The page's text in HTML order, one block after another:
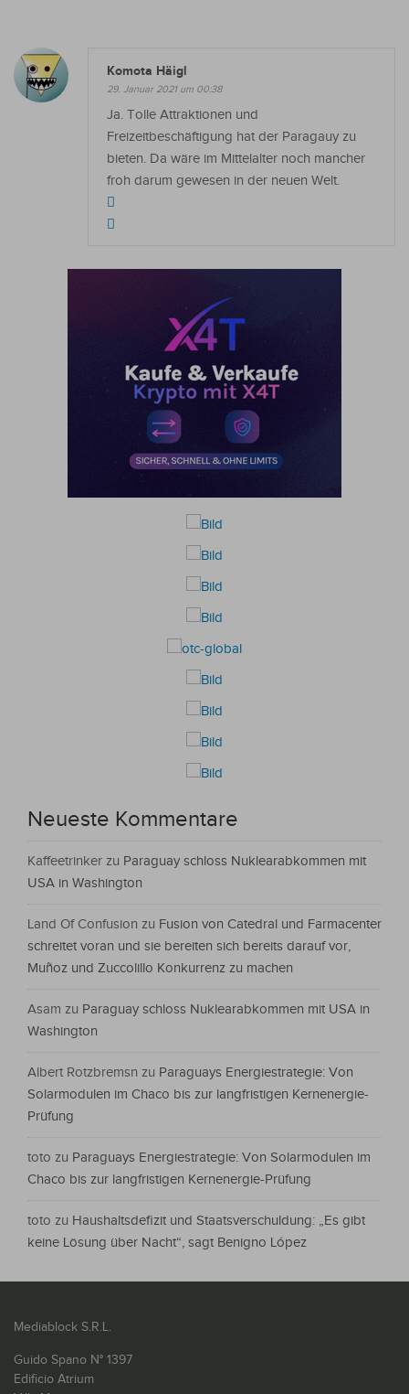
Komota Häigl
29. Januar 2021 um 00:38
Ja. Tolle Attraktionen und
Freizeitbeschäftigung hat der Paragauy zu
bieten. Da wäre im Mittelalter noch mancher
froh darum gewesen in der neuen Welt.
Neueste Kommentare
Kaffeetrinker zu Paraguay schloss Nuklearabkommen mit
USA in Washington
Land Of Confusion zu Fusion von Catedral und Farmacenter
schreitet voran und sie bereiten sich bereits darauf vor,
Muñoz und Zuccolillo Konkurrenz zu machen
Asam zu Paraguay schloss Nuklearabkommen mit USA in
Washington
Albert Rotzbremsn zu Paraguays Energiestrategie: Von
Solarmodulen im Chaco bis zur langfristigen Kernenergie-
Prüfung
toto zu Paraguays Energiestrategie: Von Solarmodulen im
Chaco bis zur langfristigen Kernenergie-Prüfung
toto zu Haushaltsdefizit und Staatsverschuldung: „Es gibt
keine Lösung über Nacht“, sagt Benigno López
Mediablock S.R.L.
Guido Spano N° 1397
Edificio Atrium